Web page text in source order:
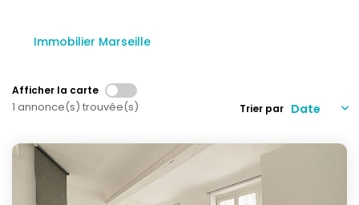
Notre Équipe
Nos Actualités
CONTACT
Immobilier Marseille
Afficher la carte
1 annonce(s) trouvée(s) Trier par